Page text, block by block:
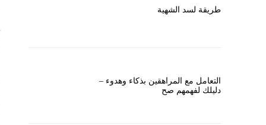
طريقة لسد الشهية
التعامل مع المراهقين بذكاء وهدوء –
دليلك لفهمهم صح